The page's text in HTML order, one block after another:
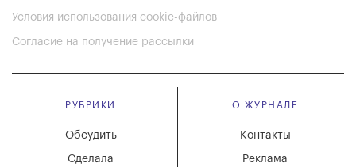
Условия использования cookie-файлов
Согласие на получение рассылки
РУБРИКИ
Обсудить
Сделала
О ЖУРНАЛЕ
Реклама
Контакты